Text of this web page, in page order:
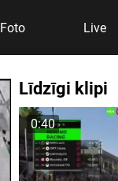
Foto Live
Līdzīgi klipi
0:40